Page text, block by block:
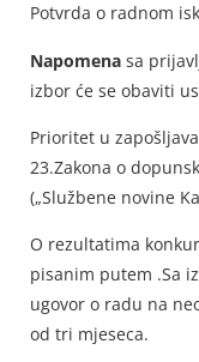
Potvrda o radnom
Napomena sa
izbor će se obaviti
Prioritet u
23.Zakona o
(„Službene novine
O rezultatima
pisanim putem .Sa
ugovor o radu na
od tri mjeseca.